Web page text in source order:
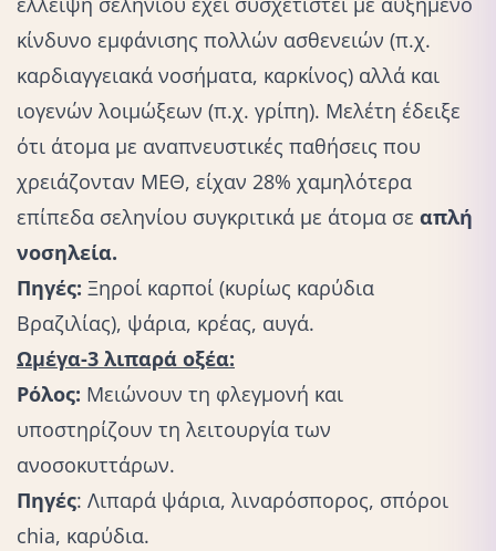
κίνδυνο εμφάνισης πολλών ασθενειών (π.χ.
καρδιαγγειακά νοσήματα, καρκίνος) αλλά και
ιογενών λοιμώξεων (π.χ. γρίπη). Μελέτη έδειξε
ότι άτομα με αναπνευστικές παθήσεις που
χρειάζονταν ΜΕΘ, είχαν 28% χαμηλότερα
επίπεδα σεληνίου συγκριτικά με άτομα σε απλή
νοσηλεία.
Πηγές: Ξηροί καρποί (κυρίως καρύδια
Βραζιλίας), ψάρια, κρέας, αυγά.
Ωμέγα-3 λιπαρά οξέα:
Ρόλος: Μειώνουν τη φλεγμονή και
υποστηρίζουν τη λειτουργία των
ανοσοκυττάρων.
Πηγές: Λιπαρά ψάρια, λιναρόσπορος, σπόροι
chia, καρύδια.